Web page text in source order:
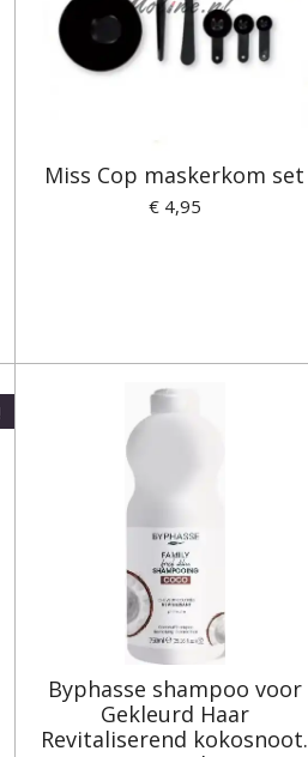
Miss Cop maskerkom set
€ 4,95
Byphasse shampoo voor
Gekleurd Haar
Revitaliserend kokosnoot.